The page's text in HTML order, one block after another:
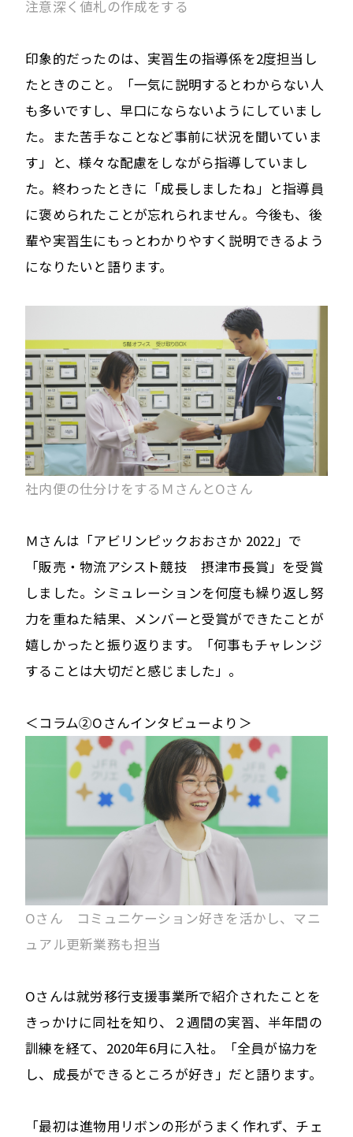
注意深く値札の作成をする
印象的だったのは、実習生の指導係を2度担当し
たときのこと。「一気に説明するとわからない人
も多いですし、早口にならないようにしていまし
た。また苦手なことなど事前に状況を聞いていま
す」と、様々な配慮をしながら指導していまし
た。終わったときに「成長しましたね」と指導員
に褒められたことが忘れられません。今後も、後
輩や実習生にもっとわかりやすく説明できるよう
になりたいと語ります。
社内便の仕分けをするＭさんとOさん
Ｍさんは「アビリンピックおおさか 2022」で
「販売・物流アシスト競技 摂津市長賞」を受賞
しました。シミュレーションを何度も繰り返し努
力を重ねた結果、メンバーと受賞ができたことが
嬉しかったと振り返ります。「何事もチャレンジ
することは大切だと感じました」。
＜コラム②Oさんインタビューより＞
Oさん コミュニケーション好きを活かし、マニ
ュアル更新業務も担当
Oさんは就労移行支援事業所で紹介されたことを
きっかけに同社を知り、２週間の実習、半年間の
訓練を経て、2020年6月に入社。「全員が協力を
し、成長ができるところが好き」だと語ります。
「最初は進物用リボンの形がうまく作れず、チェ